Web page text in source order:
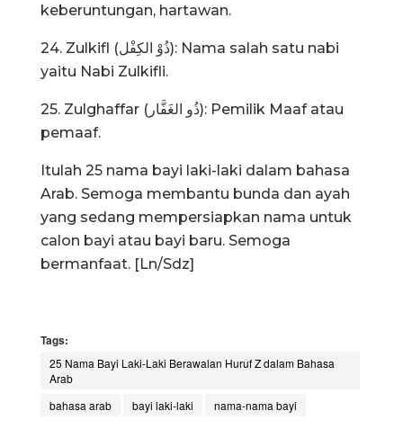
keberuntungan, hartawan.
24. Zulkifl (ذُوْ الكِفْل): Nama salah satu nabi
yaitu Nabi Zulkifli.
25. Zulghaffar (ذُو الغَفَّار): Pemilik Maaf atau
pemaaf.
Itulah 25 nama bayi laki-laki dalam bahasa
Arab. Semoga membantu bunda dan ayah
yang sedang mempersiapkan nama untuk
calon bayi atau bayi baru. Semoga
bermanfaat. [Ln/Sdz]
Tags:
25 Nama Bayi Laki-Laki Berawalan Huruf Z dalam Bahasa
Arab
bahasa arab
bayi laki-laki nama-nama bayi